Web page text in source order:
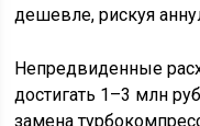
дешевле, рискуя
Непредвиденные
достигать 1–3 млн
замена